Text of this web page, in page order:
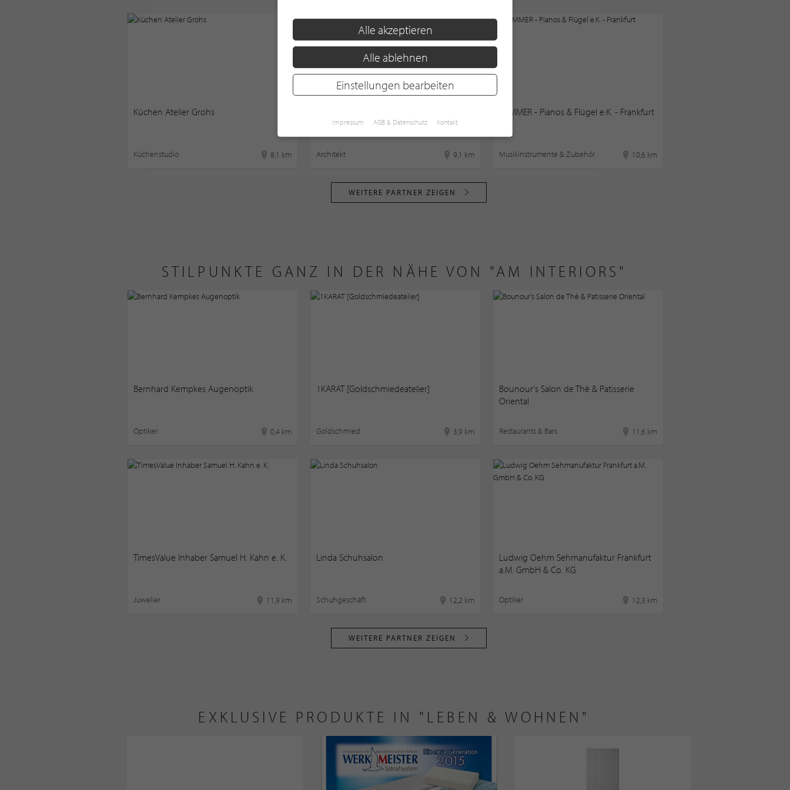
Küchen Atelier Grohs
Küchenstudio 8,1 km Architekt 9,1 km
DEMMER - Pianos & Flügel e.K. - Frankfurt
Musikinstrumente & Zubehör 10,6 km
WEITERE PARTNER ZEIGEN
STILPUNKTE GANZ IN DER NÄHE VON "AM INTERIORS"
Bernhard Kempkes Augenoptik
Optiker 0,4 km
1KARAT [Goldschmiedeatelier]
Goldschmied 3,9 km
Bounour‘s Salon de Thè & Patisserie
Oriental
Restaurants & Bars 11,6 km
TimesValue Inhaber Samuel H. Kahn e. K.
Juwelier 11,9 km
Linda Schuhsalon
Schuhgeschäft 12,2 km
Ludwig Oehm Sehmanufaktur Frankfurt
a.M. GmbH & Co. KG
Optiker 12,3 km
WEITERE PARTNER ZEIGEN
EXKLUSIVE PRODUKTE IN "LEBEN & WOHNEN"
Alle akzeptieren
Alle ablehnen
Einstellungen bearbeiten
Impressum AGB & Datenschutz Kontakt